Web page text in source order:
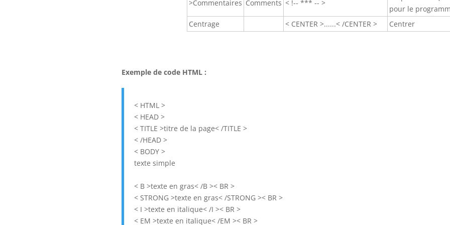
>Commentaires Comments < !-- *** -- >
pour le
Centrage
< CENTER >......< /CENTER > Centrer
Exemple de code HTML :
< HTML >
< HEAD >
< TITLE >titre de la page< /TITLE >
< /HEAD >
< BODY >
texte simple
< B >texte en gras< /B >< BR >
< STRONG >texte en gras< /STRONG >< BR >
< I >texte en italique< /I >< BR >
< EM >texte en italique< /EM >< BR >